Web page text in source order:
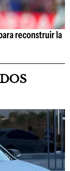
reconstruir la